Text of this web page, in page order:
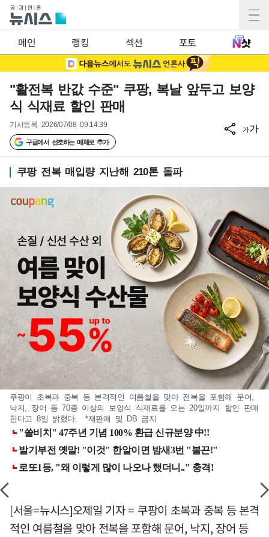
메인 랭킹 섹션 포토
"활전복 반값 수준" 쿠팡, 복날 앞두고 보양
식 식재료 할인 판매
기사등록 2026/07/08 09:14:39
구글에서 선호하는 매체로 추가
가가
쿠팡 전복 매입량 지난해 210톤 돌파
쿠팡이 초복과 중복 등 본격적인 여름철을 맞아 전복을 포함해 문어,
낙지, 장어 등 70종 이상의 보양식 식재료를 오는 20일까지 할인 판매
한다고 8일 밝혔다. *재판매 및 DB 금지
[서울=뉴시스]오제일 기자 = 쿠팡이 초복과 중복 등 본격
적인 여름철을 맞아 전복을 포함해 문어, 낙지, 장어 등